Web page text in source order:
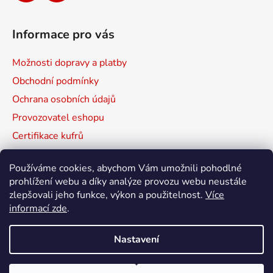
Používáme cookies, abychom Vám umožnili pohodlné
prohlížení webu a díky analýze provozu webu neustále
zlepšovali jeho funkce, výkon a použitelnost. Více
informací zde.
Nastavení
Informace pro vás
Možnosti dopravy a platby
Obchodní podmínky
Ochrana osobních údajů
Provozovatel eshopu
Certifikace kufrů
Prodávané značky
Mapa serveru
HPRC NANUK